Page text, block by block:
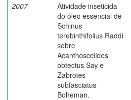
2007
Atividade inseticida
do óleo essencial de
Schinus
terebinthifolius Raddi
sobre
Acanthoscelides
obtectus Say e
Zabrotes
subfasciatus
Boheman.